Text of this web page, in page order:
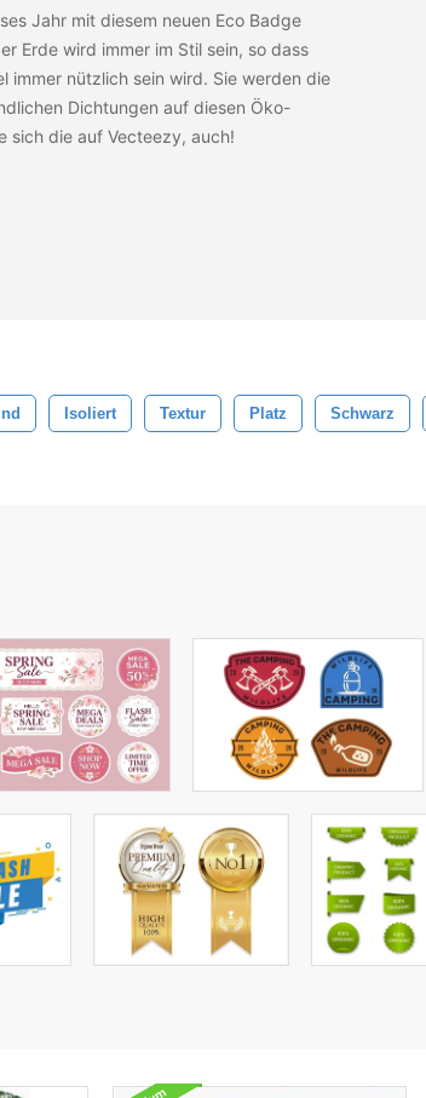
Jahr mit diesem neuen Eco Badge
Erde wird immer im Stil sein, so dass
immer nützlich sein wird. Sie werden die
Dichtungen auf diesen Öko-
sich die auf Vecteezy, auch!
Isoliert Textur Platz Schwarz